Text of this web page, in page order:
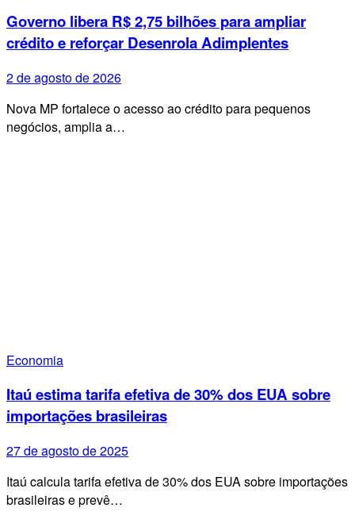
Governo libera R$ 2,75 bilhões para ampliar
crédito e reforçar Desenrola Adimplentes
2 de agosto de 2026
Nova MP fortalece o acesso ao crédito para pequenos
negócios, amplia a…
Economia
Itaú estima tarifa efetiva de 30% dos EUA sobre
importações brasileiras
27 de agosto de 2025
Itaú calcula tarifa efetiva de 30% dos EUA sobre importações
brasileiras e prevê…